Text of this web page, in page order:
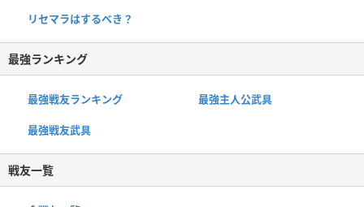
リセマラはするべき？
最強ランキング
最強戦友ランキング 最強主人公武具
最強戦友武具
戦友一覧